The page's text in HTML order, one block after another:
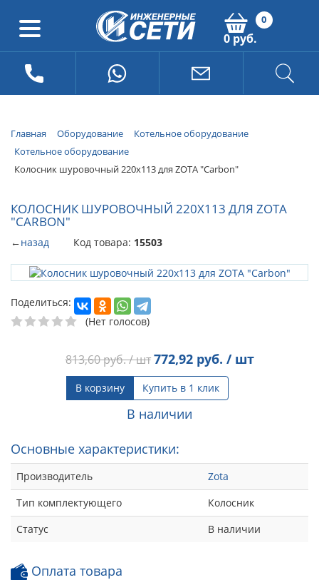
0
0 руб.
Главная Оборудование
Котельное оборудование
Котельное оборудование
Колосник шуровочный 220х113 для ZOTA "Carbon"
КОЛОСНИК ШУРОВОЧНЫЙ 220Х113 ДЛЯ ZOTA
"CARBON"
←назад Код товара: 15503
Поделиться:
(Нет голосов)
813,60руб. / шт 772,92руб. / шт
В корзину Купить в 1 клик
В наличии
Основные характеристики:
Производитель
Zota
Тип комплектующего
Колосник
Статус
В наличии
Оплата товара